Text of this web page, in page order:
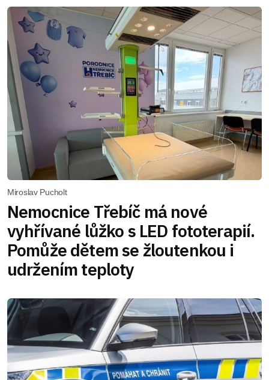
Miroslav Pucholt
Nemocnice Třebíč má nové
vyhřívané lůžko s LED fototerapií.
Pomůže dětem se žloutenkou i
udržením teploty